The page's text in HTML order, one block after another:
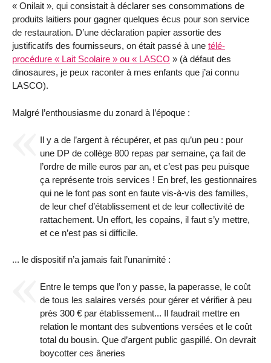
« Onilait », qui consistait à déclarer ses consommations de
produits laitiers pour gagner quelques écus pour son service
de restauration. D’une déclaration papier assortie des
justificatifs des fournisseurs, on était passé à une télé-
procédure « Lait Scolaire » ou « LASCO » (à défaut des
dinosaures, je peux raconter à mes enfants que j’ai connu
LASCO).
Malgré l’enthousiasme du zonard à l’époque :
Il y a de l’argent à récupérer, et pas qu’un peu : pour
une DP de collège 800 repas par semaine, ça fait de
l’ordre de mille euros par an, et c’est pas peu puisque
ça représente trois services ! En bref, les gestionnaires
qui ne le font pas sont en faute vis-à-vis des familles,
de leur chef d’établissement et de leur collectivité de
rattachement. Un effort, les copains, il faut s’y mettre,
et ce n’est pas si difficile.
... le dispositif n’a jamais fait l’unanimité :
Entre le temps que l’on y passe, la paperasse, le coût
de tous les salaires versés pour gérer et vérifier à peu
près 300 € par établissement... Il faudrait mettre en
relation le montant des subventions versées et le coût
total du bousin. Que d’argent public gaspillé. On devrait
boycotter ces âneries